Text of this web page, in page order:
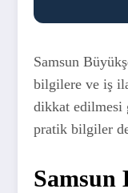
Samsun
bilgilere ve iş
dikkat edilmesi
pratik bilgiler
Samsun